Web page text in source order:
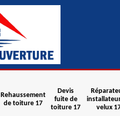
Rehaussement
de toiture 17
Devis
fuite de
toiture 17
velux